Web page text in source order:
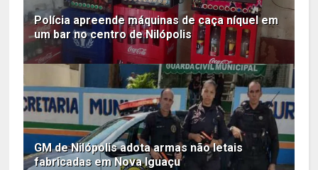
Polícia apreende máquinas de caça níquel em
um bar no centro de Nilópolis
GM de Nilópolis adota armas não letais
fabricadas em Nova Iguaçu